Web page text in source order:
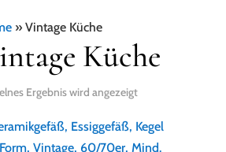
»Vintage Küche
Küche
Ergebnis wird angezeigt